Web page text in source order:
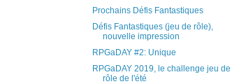
Prochains Défis Fantastiques
Défis Fantastiques (jeu de rôle),
nouvelle impression
RPGaDAY #2: Unique
RPGaDAY 2019, le challenge jeu de
rôle de l'été